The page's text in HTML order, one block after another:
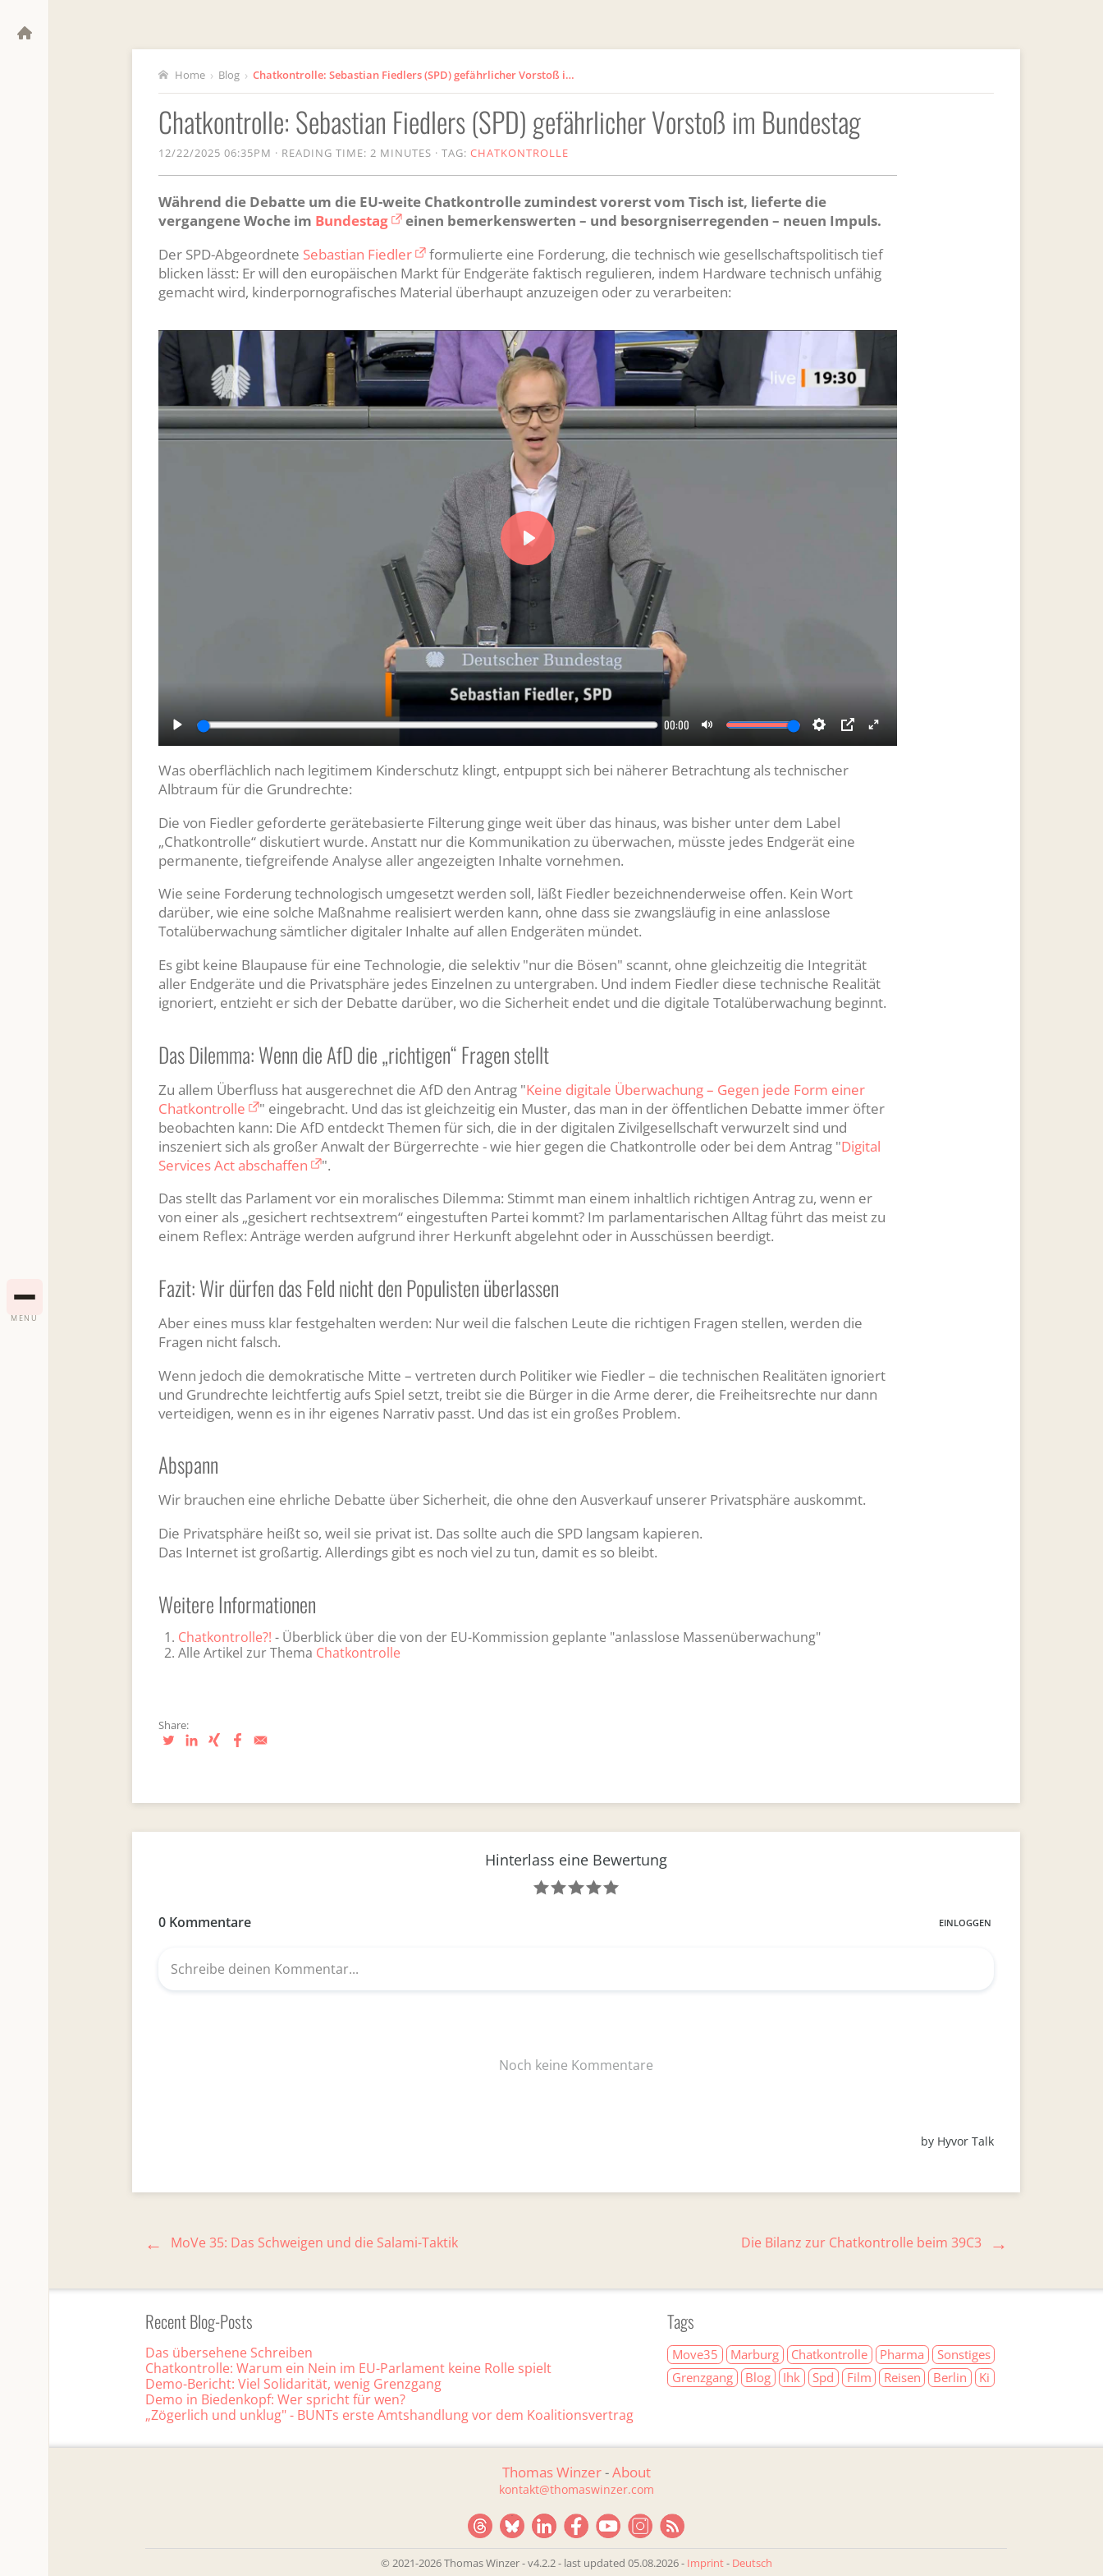
MENU
Home › Blog › Chatkontrolle: Sebastian Fiedlers (SPD) gefährlicher Vorstoß im Bundestag
Chatkontrolle: Sebastian Fiedlers (SPD) gefährlicher Vorstoß im Bundestag
12/22/2025 06:35PM · READING TIME: 2 MINUTES · TAG:CHATKONTROLLE
Während die Debatte um die EU-weite Chatkontrolle zumindest vorerst vom Tisch ist, lieferte die
vergangene Woche im Bundestag
einen bemerkenswerten – und besorgniserregenden – neuen Impuls.
Der SPD-Abgeordnete Sebastian Fiedler
formulierte eine Forderung, die technisch wie gesellschaftspolitisch tief
blicken lässt: Er will den europäischen Markt für Endgeräte faktisch regulieren, indem Hardware technisch unfähig
gemacht wird, kinderpornografisches Material überhaupt anzuzeigen oder zu verarbeiten:
P
l
a
00:00
M
u
S
e
i
s
P
I
E
r
e
l
a
y
Was oberflächlich nach legitimem Kinderschutz klingt, entpuppt sich bei näherer Betrachtung als technischer
Albtraum für die Grundrechte:
Die von Fiedler geforderte gerätebasierte Filterung ginge weit über das hinaus, was bisher unter dem Label
„Chatkontrolle“ diskutiert wurde. Anstatt nur die Kommunikation zu überwachen, müsste jedes Endgerät eine
permanente, tiefgreifende Analyse aller angezeigten Inhalte vornehmen.
Wie seine Forderung technologisch umgesetzt werden soll, läßt Fiedler bezeichnenderweise offen. Kein Wort
darüber, wie eine solche Maßnahme realisiert werden kann, ohne dass sie zwangsläufig in eine anlasslose
Totalüberwachung sämtlicher digitaler Inhalte auf allen Endgeräten mündet.
Es gibt keine Blaupause für eine Technologie, die selektiv "nur die Bösen" scannt, ohne gleichzeitig die Integrität
aller Endgeräte und die Privatsphäre jedes Einzelnen zu untergraben. Und indem Fiedler diese technische Realität
ignoriert, entzieht er sich der Debatte darüber, wo die Sicherheit endet und die digitale Totalüberwachung beginnt.
Das Dilemma: Wenn die AfD die „richtigen“ Fragen stellt
Zu allem Überfluss hat ausgerechnet die AfD den Antrag "Keine digitale Überwachung – Gegen jede Form einer
Chatkontrolle
" eingebracht. Und das ist gleichzeitig ein Muster, das man in der öffentlichen Debatte immer öfter
beobachten kann: Die AfD entdeckt Themen für sich, die in der digitalen Zivilgesellschaft verwurzelt sind und
inszeniert sich als großer Anwalt der Bürgerrechte - wie hier gegen die Chatkontrolle oder bei dem Antrag "Digital
Services Act abschaffen
".
Das stellt das Parlament vor ein moralisches Dilemma: Stimmt man einem inhaltlich richtigen Antrag zu, wenn er
von einer als „gesichert rechtsextrem“ eingestuften Partei kommt? Im parlamentarischen Alltag führt das meist zu
einem Reflex: Anträge werden aufgrund ihrer Herkunft abgelehnt oder in Ausschüssen beerdigt.
Fazit: Wir dürfen das Feld nicht den Populisten überlassen
Aber eines muss klar festgehalten werden: Nur weil die falschen Leute die richtigen Fragen stellen, werden die
Fragen nicht falsch.
Wenn jedoch die demokratische Mitte – vertreten durch Politiker wie Fiedler – die technischen Realitäten ignoriert
und Grundrechte leichtfertig aufs Spiel setzt, treibt sie die Bürger in die Arme derer, die Freiheitsrechte nur dann
verteidigen, wenn es in ihr eigenes Narrativ passt. Und das ist ein großes Problem.
Abspann
Wir brauchen eine ehrliche Debatte über Sicherheit, die ohne den Ausverkauf unserer Privatsphäre auskommt.
Die Privatsphäre heißt so, weil sie privat ist. Das sollte auch die SPD langsam kapieren.
Das Internet ist großartig. Allerdings gibt es noch viel zu tun, damit es so bleibt.
Weitere Informationen
Chatkontrolle?! - Überblick über die von der EU-Kommission geplante "anlasslose Massenüberwachung"
Alle Artikel zur Thema Chatkontrolle
Share:
MoVe 35: Das Schweigen und die Salami-Taktik Die Bilanz zur Chatkontrolle beim 39C3
Recent Blog-Posts
Das übersehene Schreiben
Chatkontrolle: Warum ein Nein im EU-Parlament keine Rolle spielt
Demo-Bericht: Viel Solidarität, wenig Grenzgang
Demo in Biedenkopf: Wer spricht für wen?
„Zögerlich und unklug" - BUNTs erste Amtshandlung vor dem Koalitionsvertrag
Tags
Move35 Marburg Chatkontrolle Pharma
Sonstiges
Grenzgang
Blog Ihk Spd Film Reisen Berlin Ki
Thomas Winzer-About
kontakt@thomaswinzer.com
© 2021-2026 Thomas Winzer - v4.2.2- last updated 05.08.2026 - Imprint- Deutsch